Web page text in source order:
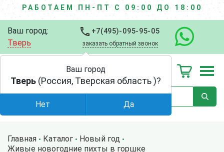
РАБОТАЕМ ПН-ПТ С 09:00 ДО 18:00
Ваш город:
Тверь
+7(495)-095-95-05
заказать обратный звонок
Главная Каталог
Новый год
Живые новогодние пихты в горшке
Ваш город
Тверь (Россия, Тверская область )?
Нет Да